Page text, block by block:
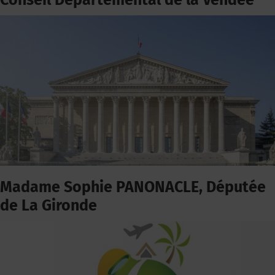
Madame Sophie PANONACLE, Députée
de La Gironde